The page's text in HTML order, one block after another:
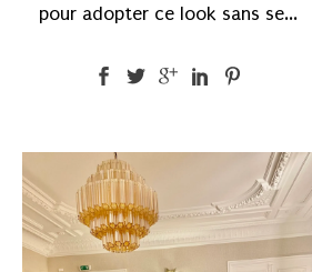
pour adopter ce look sans se...